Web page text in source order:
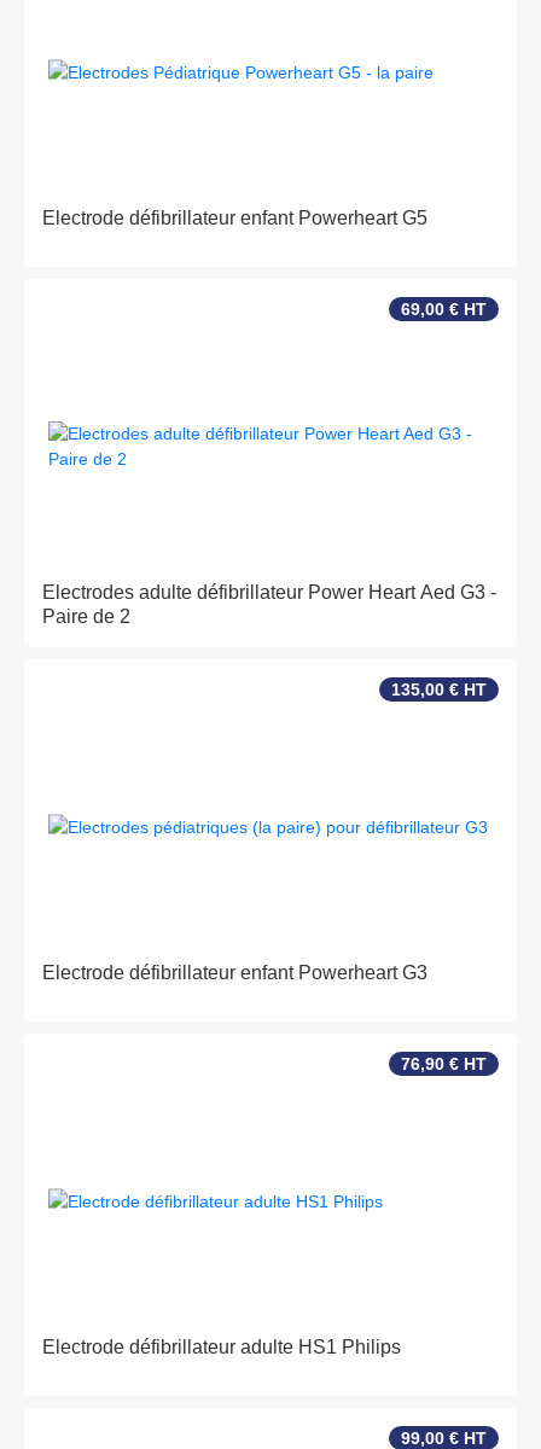
Electrode défibrillateur enfant Powerheart G5
69,00 € HT
Electrodes adulte défibrillateur Power Heart Aed G3 -
Paire de 2
135,00 € HT
Electrode défibrillateur enfant Powerheart G3
76,90 € HT
Electrode défibrillateur adulte HS1 Philips
99,00 € HT